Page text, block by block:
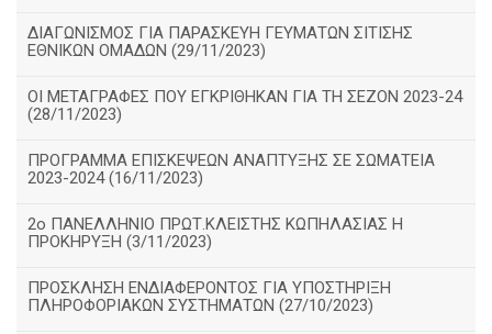
ΔΙΑΓΩΝΙΣΜΟΣ ΓΙΑ ΠΑΡΑΣΚΕΥΗ ΓΕΥΜΑΤΩΝ ΣΙΤΙΣΗΣ
ΕΘΝΙΚΩΝ ΟΜΑΔΩΝ (29/11/2023)
ΟΙ ΜΕΤΑΓΡΑΦΕΣ ΠΟΥ ΕΓΚΡΙΘΗΚΑΝ ΓΙΑ ΤΗ ΣΕΖΟΝ 2023-24
(28/11/2023)
ΠΡΟΓΡΑΜΜΑ ΕΠΙΣΚΕΨΕΩΝ ΑΝΑΠΤΥΞΗΣ ΣΕ ΣΩΜΑΤΕΙΑ
2023-2024 (16/11/2023)
2ο ΠΑΝΕΛΛΗΝΙΟ ΠΡΩΤ.ΚΛΕΙΣΤΗΣ ΚΩΠΗΛΑΣΙΑΣ Η
ΠΡΟΚΗΡΥΞΗ (3/11/2023)
ΠΡΟΣΚΛΗΣΗ ΕΝΔΙΑΦΕΡΟΝΤΟΣ ΓΙΑ ΥΠΟΣΤΗΡΙΞΗ
ΠΛΗΡΟΦΟΡΙΑΚΩΝ ΣΥΣΤΗΜΑΤΩΝ (27/10/2023)